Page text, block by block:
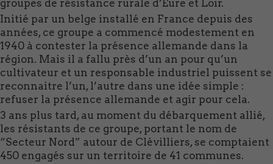
groupes de résistance rurale d’Eure et Loir.
Initié par un belge installé en France depuis des
années, ce groupe a commencé modestement en
1940 à contester la présence allemande dans la
région. Mais il a fallu près d’un an pour qu’un
cultivateur et un responsable industriel puissent se
reconnaitre l’un, l’autre dans une idée simple :
refuser la présence allemande et agir pour cela.
3 ans plus tard, au moment du débarquement allié,
les résistants de ce groupe, portant le nom de
“Secteur Nord” autour de Clévilliers, se comptaient
450 engagés sur un territoire de 41 communes.